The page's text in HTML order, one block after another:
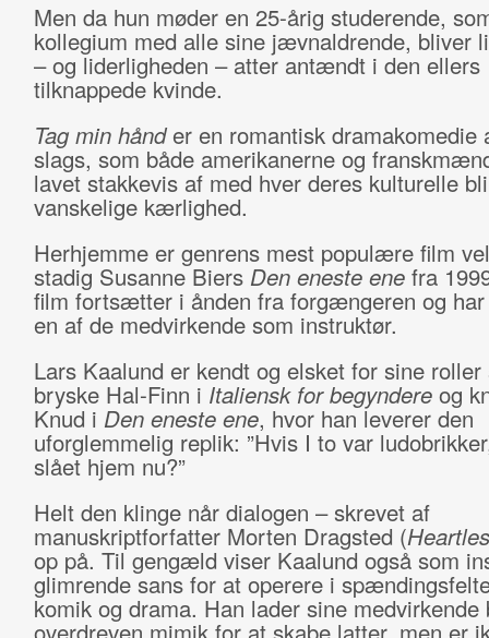
Men da hun møder en 25-årig studerende,
kollegium med alle sine jævnaldrende, bliver
– og liderligheden – atter antændt i den ellers
tilknappede kvinde.
Tag min hånder en romantisk dramakomedie
slags, som både amerikanerne og
lavet stakkevis af med hver deres kulturelle
vanskelige kærlighed.
Herhjemme er genrens mest populære film
stadig Susanne Biers Den eneste enefra
film fortsætter i ånden fra forgængeren og har
en af de medvirkende som instruktør.
Lars Kaalund er kendt og elsket for sine roller
bryske Hal-Finn i Italiensk for begyndereog
Knud i Den eneste ene, hvor han leverer den
uforglemmelig replik: ”Hvis I to var
slået hjem nu?”
Helt den klinge når dialogen – skrevet af
manuskriptforfatter Morten Dragsted (
op på. Til gengæld viser Kaalund også som
glimrende sans for at operere i
komik og drama. Han lader sine medvirkende